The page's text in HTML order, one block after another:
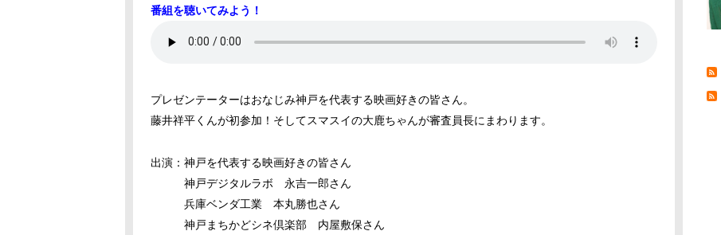
番組を聴いてみよう！
プレゼンテーターはおなじみ神戸を代表する映画好きの皆さん。
藤井祥平くんが初参加！そしてスマスイの大鹿ちゃんが審査員長にまわります。
出演：神戸を代表する映画好きの皆さん
神戸デジタルラボ 永吉一郎さん
兵庫ベンダ工業 本丸勝也さん
神戸まちかどシネ倶楽部 内屋敷保さん